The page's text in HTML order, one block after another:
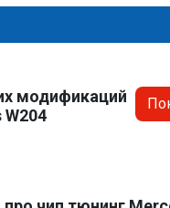
модификаций